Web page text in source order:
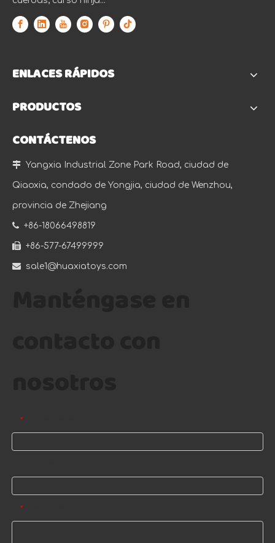
ENLACES RÁPIDOS
PRODUCTOS
CONTÁCTENOS
 Yangxia Industrial Zone Park Road, ciudad de
Qiaoxia, condado de Yongjia, ciudad de Wenzhou,
provincia de Zhejiang
 +86-18066498819
 +86-577-67499999
 sale1@huaxiatoys.com
*
*